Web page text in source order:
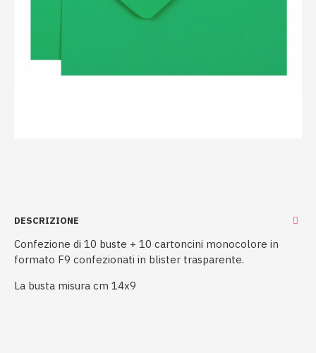
DESCRIZIONE
Confezione di 10 buste + 10 cartoncini monocolore in
formato F9 confezionati in blister trasparente.
La busta misura cm 14x9